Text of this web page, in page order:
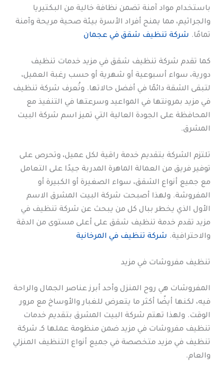
باستخدام مواد آمنة تضمن نظافة خالية من البكتيريا
والجراثيم، مما يمنح أفراد الأسرة بيئة صحية مريحة وآمنة
تمامًا. شركة تنظيف شقق في عجمان
كما تقدم شركة تنظيف شقق في مزيد خدمات تنظيف
دورية، سواء أسبوعية أو شهرية أو حسب رغبة العميل،
لتبقى الشقة دائمًا في أفضل حالاتها. وتُعرف شركة تنظيف
في مزيد بمرونتها في المواعيد وسرعتها في التنفيذ مع
المحافظة على الجودة العالية التي تميز اسم شركة البيت
المشرق.
تلتزم الشركة بتقديم خدمة راقية لكل عميل، وتحرص على
توفير فريق من العمالة الماهرة المدربة جيدًا على التعامل
مع جميع أنواع الشقق، سواء الصغيرة أو الكبيرة أو
المفروشة. ولهذا أصبحت شركة البيت المشرق الاسم
الأول الذي يخطر ببال كل من يبحث عن شركة تنظيف في
مزيد تقدم خدمة تنظيف شقق على أعلى مستوى من الدقة
والاحترافية. شركة تنظيف في المرخانية
تنظيف مفروشات في مزيد
المفروشات هي روح المنزل وأحد أبرز عناصر الجمال والراحة
فيه، لكنها أيضًا أكثر ما يتعرض للغبار والأوساخ مع مرور
الوقت. ولهذا تهتم شركة البيت المشرق بتقديم خدمات
تنظيف مفروشات في مزيد ضمن منظومة عملها كـ شركة
تنظيف في مزيد متخصصة في جميع أنواع التنظيف المنزلي
والعام.